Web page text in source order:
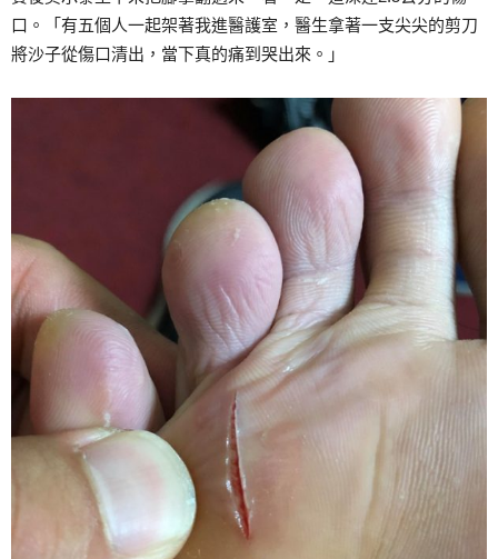
口。「有五個人一起架著我進醫護室，醫生拿著一支尖尖的剪刀
將沙子從傷口清出，當下真的痛到哭出來。」